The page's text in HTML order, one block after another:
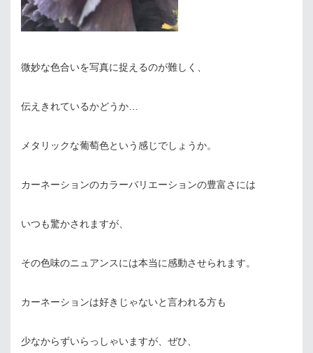
微妙な色合いを写真に捉えるのが難しく、
伝えきれているかどうか…
メタリックな葡萄色という感じでしょうか。
カーネーションのカラーバリエーションの豊富さには
いつも驚かされますが、
その色味のニュアンスには本当に感動させられます。
カーネーションは好きじゃないと言われる方も
少なからずいらっしゃいますが、ぜひ、